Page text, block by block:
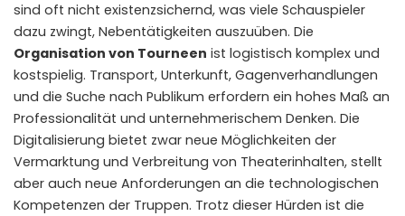
sind oft nicht existenzsichernd, was viele Schauspieler
dazu zwingt, Nebentätigkeiten auszuüben. Die
Organisation von Tourneen ist logistisch komplex und
kostspielig. Transport, Unterkunft, Gagenverhandlungen
und die Suche nach Publikum erfordern ein hohes Maß an
Professionalität und unternehmerischem Denken. Die
Digitalisierung bietet zwar neue Möglichkeiten der
Vermarktung und Verbreitung von Theaterinhalten, stellt
aber auch neue Anforderungen an die technologischen
Kompetenzen der Truppen. Trotz dieser Hürden ist die